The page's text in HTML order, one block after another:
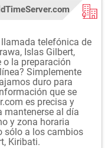
telefónica de
Islas Gilbert,
o la preparación
Simplemente
duro para
que se
es precisa y
mantenerse al día
y zona horaria
sólo a los cambios
Kiribati.